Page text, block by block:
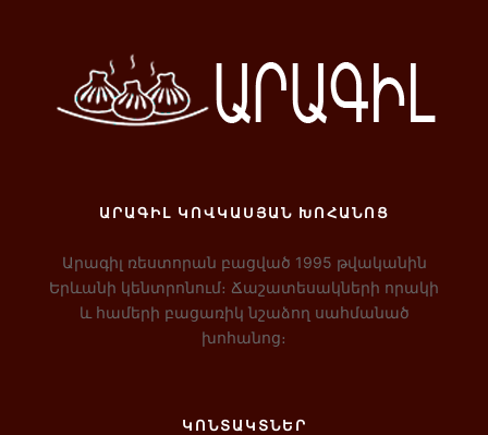
ԱՐԱԳԻԼ ԿՈՎԿԱՍՅԱՆ ԽՈՀԱՆՈՑ
Արագիլ ռեստորան բացված 1995 թվականին
Երևանի կենտրոնում։ Ճաշատեսակների որակի
և համերի բացառիկ նշաձող սահմանած
խոհանոց։
ԿՈՆՏԱԿՏՆԵՐ